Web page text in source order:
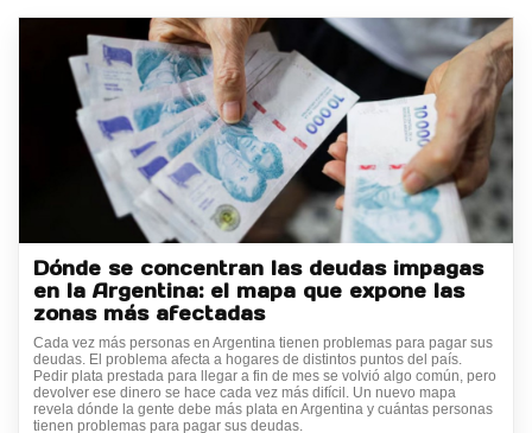
Dónde se concentran las deudas impagas
en la Argentina: el mapa que expone las
zonas más afectadas
Cada vez más personas en Argentina tienen problemas para pagar sus
deudas. El problema afecta a hogares de distintos puntos del país.
Pedir plata prestada para llegar a fin de mes se volvió algo común, pero
devolver ese dinero se hace cada vez más difícil. Un nuevo mapa
revela dónde la gente debe más plata en Argentina y cuántas personas
tienen problemas para pagar sus deudas.